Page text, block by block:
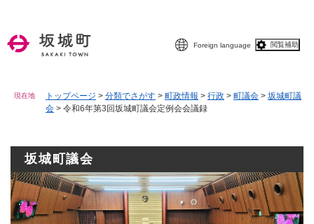
Foreign language 閲覧補助
現在地 トップページ > 分類でさがす > 町政情報 > 行政 > 町議会 > 坂城町議
会 > 令和6年第3回坂城町議会定例会会議録
坂城町議会